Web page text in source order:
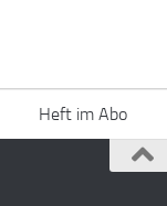
Heft im Abo